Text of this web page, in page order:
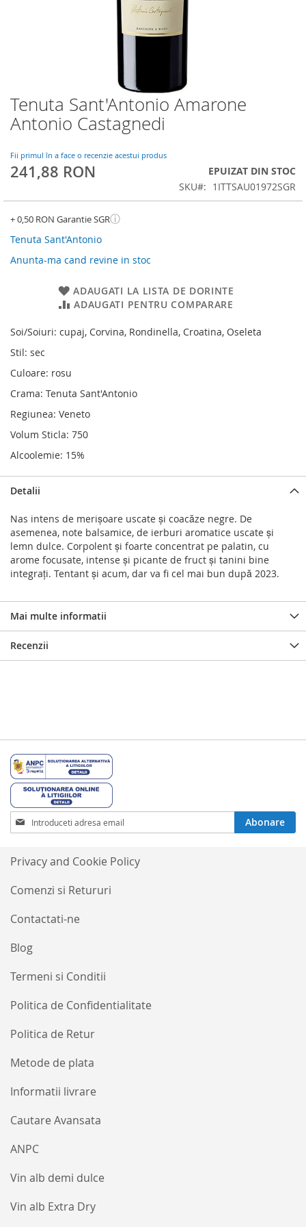
Tenuta Sant'Antonio Amarone
Antonio Castagnedi
Fii primul în a face o recenzie acestui produs
241,88 RON
EPUIZAT DIN STOC
SKU
1ITTSAU01972SGR
+ 0,50 RON Garantie SGRⓘ
Tenuta Sant'Antonio
Anunta-ma cand revine in stoc
ADAUGATI LA LISTA DE DORINTE
ADAUGATI PENTRU COMPARARE
Soi/Soiuri: cupaj, Corvina, Rondinella, Croatina, Oseleta
Stil: sec
Culoare: rosu
Crama: Tenuta Sant'Antonio
Regiunea: Veneto
Volum Sticla: 750
Alcoolemie: 15%
Skip
to
the
of
the
images
Detalii
Nas intens de merișoare uscate și coacăze negre. De
asemenea, note balsamice, de ierburi aromatice uscate și
lemn dulce. Corpolent și foarte concentrat pe palatin, cu
arome focusate, intense și picante de fruct și tanini bine
integrați. Tentant și acum, dar va fi cel mai bun după 2023.
Mai multe informatii
Recenzii
Termeni si Conditii
Politica de Confidentialitate
Politica de Retur
Metode de plata
Informatii livrare
Cautare Avansata
ANPC
Vin alb demi dulce
Vin alb Extra Dry
Privacy and Cookie Policy
Comenzi si Retururi
Contactati-ne
Blog
Inscrieti-
va
Buletinele
noastre
informative
Abonare